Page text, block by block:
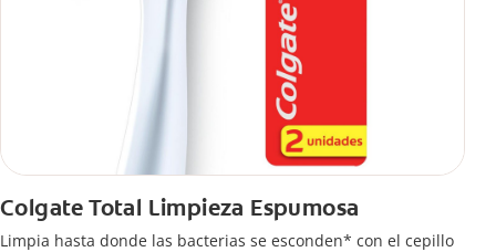
Colgate Total Limpieza Espumosa
Limpia hasta donde las bacterias se esconden* con el cepillo